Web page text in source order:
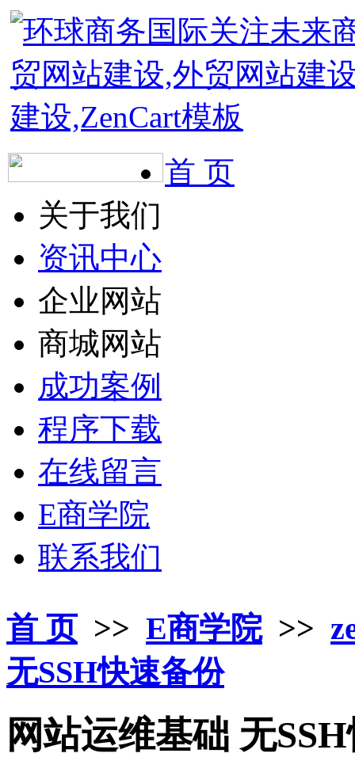
首 页
关于我们
资讯中心
企业网站
商城网站
成功案例
程序下载
在线留言
E商学院
联系我们
首 页>> E商学院>>
无SSH快速备份
网站运维基础 无